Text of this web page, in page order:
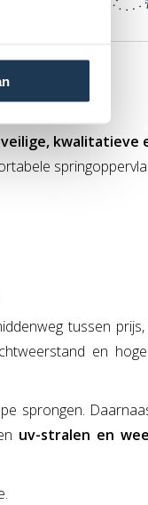
veilige, kwalitatieve
tussen
en
sprongen.
uv-stralen en